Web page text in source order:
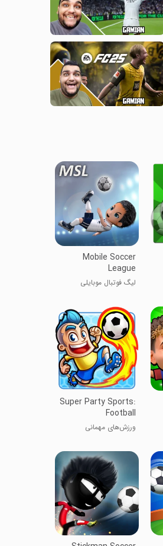
Mobile Soccer
League
لیگ فوتبال موبایلی
Super Party Sports:
Football
ورزش‌های مهمانی